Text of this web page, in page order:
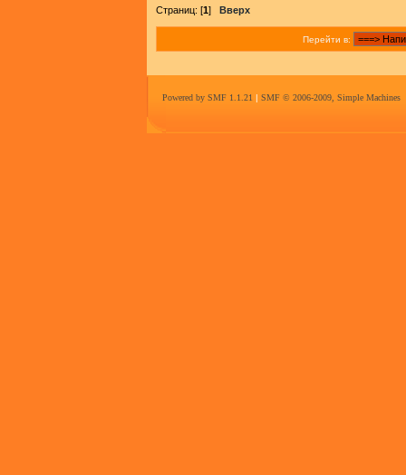
Страниц: [1] Вверх
Перейти в:
Powered by SMF 1.1.21 | SMF © 2006-2009, Simple Machines